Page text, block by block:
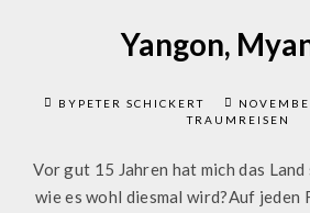
Yangon,
BYPETER SCHICKERT
TRAUMREISEN
Vor gut 15 Jahren hat mich das
wie es wohl diesmal wird?Auf jeden